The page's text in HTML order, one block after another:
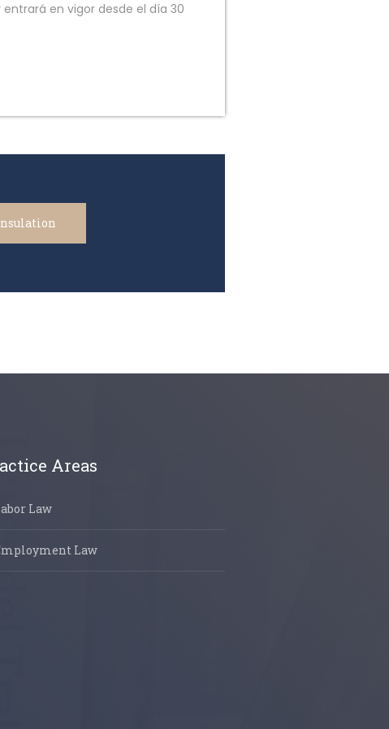
entrará en vigor desde el dí­a 30
Areas
Law
Law